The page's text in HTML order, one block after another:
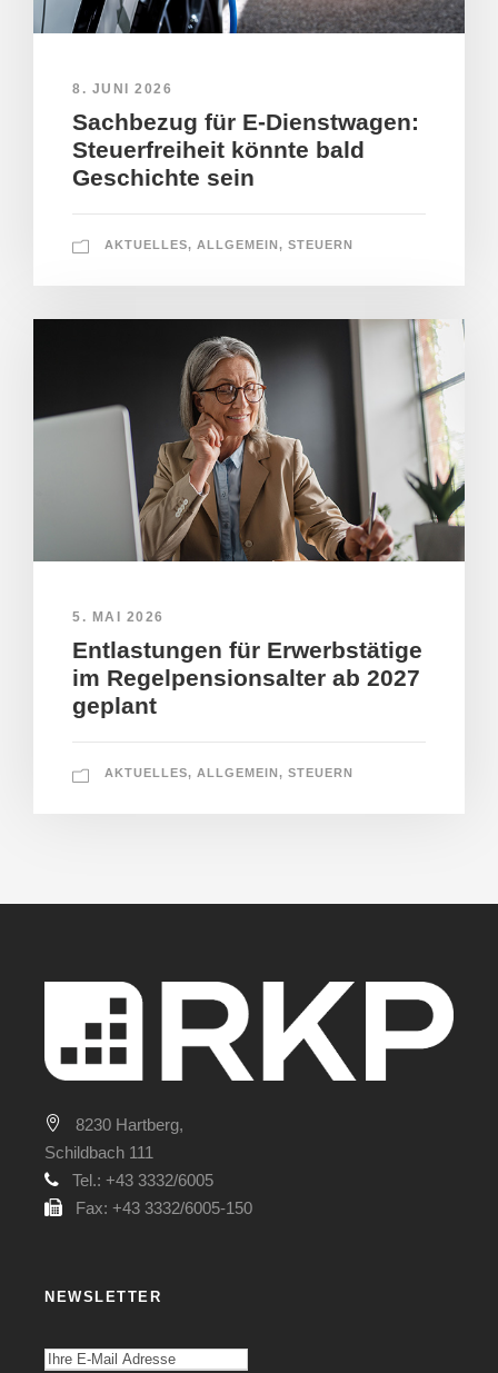
8. JUNI 2026
Sachbezug für E-Dienstwagen:
Steuerfreiheit könnte bald
Geschichte sein
AKTUELLES, ALLGEMEIN , STEUERN
5. MAI 2026
Entlastungen für Erwerbstätige
im Regelpensionsalter ab 2027
geplant
AKTUELLES, ALLGEMEIN , STEUERN
8230 Hartberg,
Schildbach 111
Tel.: +43 3332/6005
Fax: +43 3332/6005-150
NEWSLETTER